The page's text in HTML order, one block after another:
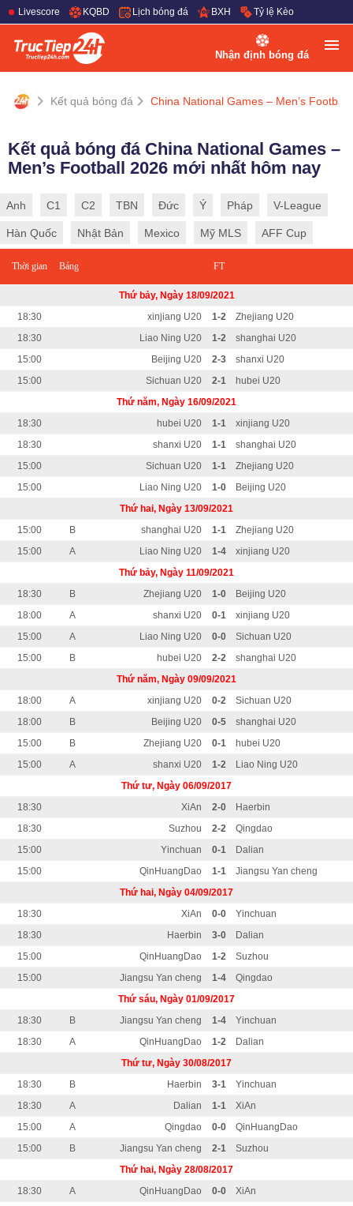
Livescore KQBD Lịch bóng đá BXH Tỷ lệ Kèo
Nhận định bóng đá
Kết quả bóng đá China National Games – Men’s Football
Kết quả bóng đá China National Games –
Men’s Football 2026 mới nhất hôm nay
Anh C1 C2 TBN Đức Ý Pháp V-League
Hàn Quốc Nhật Bản Mexico Mỹ MLS AFF Cup
Thời gian Bảng FT
Thứ bảy, Ngày 18/09/2021
18:30
xinjiang U20 1-2
Zhejiang U20
18:30
Liao Ning U20 1-2
shanghai U20
15:00
Beijing U20 2-3
shanxi U20
15:00
Sichuan U20 2-1
hubei U20
Thứ năm, Ngày 16/09/2021
18:30
hubei U20 1-1
xinjiang U20
18:30
shanxi U20 1-1
shanghai U20
15:00
Sichuan U20 1-1
Zhejiang U20
15:00
Liao Ning U20 1-0
Beijing U20
Thứ hai, Ngày 13/09/2021
15:00
B shanghai U20 1-1
Zhejiang U20
15:00
A Liao Ning U20 1-4
xinjiang U20
Thứ bảy, Ngày 11/09/2021
18:30
B Zhejiang U20 1-0
Beijing U20
18:00
A shanxi U20 0-1
xinjiang U20
15:00
A Liao Ning U20 0-0
Sichuan U20
15:00
B hubei U20 2-2
shanghai U20
Thứ năm, Ngày 09/09/2021
18:00
A xinjiang U20 0-2
Sichuan U20
18:00
B Beijing U20 0-5
shanghai U20
15:00
B Zhejiang U20 0-1
hubei U20
15:00
A shanxi U20 1-2
Liao Ning U20
Thứ tư, Ngày 06/09/2017
18:30
XiAn 2-0
Haerbin
18:30
Suzhou 2-2
Qingdao
15:00
Yinchuan 0-1
Dalian
15:00
QinHuangDao 1-1
Jiangsu Yan cheng
Thứ hai, Ngày 04/09/2017
18:30
XiAn 0-0
Yinchuan
18:30
Haerbin 3-0
Dalian
15:00
QinHuangDao 1-2
Suzhou
15:00
Jiangsu Yan cheng 1-4
Qingdao
Thứ sáu, Ngày 01/09/2017
18:30
B Jiangsu Yan cheng 1-4
Yinchuan
18:30
A QinHuangDao 1-2
Dalian
Thứ tư, Ngày 30/08/2017
18:30
B Haerbin 3-1
Yinchuan
18:30
A Dalian 1-1
XiAn
15:00
A Qingdao 0-0
QinHuangDao
15:00
B Jiangsu Yan cheng 2-1
Suzhou
Thứ hai, Ngày 28/08/2017
18:30
A QinHuangDao 0-0
XiAn